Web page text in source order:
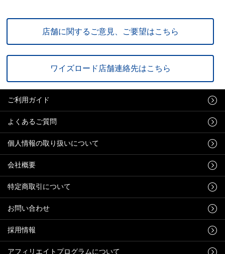
店舗に関するご意見、ご要望はこちら
ワイズロード店舗連絡先はこちら
ご利用ガイド
よくあるご質問
個人情報の取り扱いについて
会社概要
特定商取引について
お問い合わせ
採用情報
アフィリエイトプログラムについて